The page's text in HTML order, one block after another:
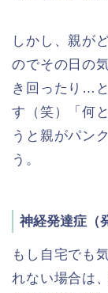
しかし、親が
のでその日の
き回ったり…
す（笑）「何
うと親がパン
う。
神経発達症（
もし自宅でも
れない場合は